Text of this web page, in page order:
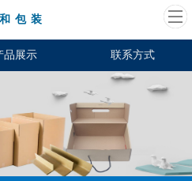
包装
品展示 联系方式